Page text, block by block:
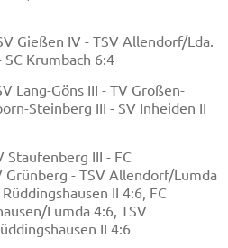
Gießen IV - TSV Allendorf/Lda.
Krumbach 6:4
Lang-Göns III - TV Großen-
Steinberg III - SV Inheiden II
Staufenberg III - FC
Grünberg - TSV Allendorf/Lumda
II 4:6, FC
Lumda 4:6, TSV
II 4:6